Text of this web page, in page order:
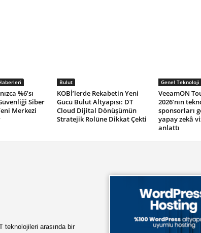
%6’sı
Siber
Merkezi
Bulut
KOBİ’lerde Rekabetin Yeni
Gücü Bulut Altyapısı: DT
Cloud Dijital Dönüşümün
Stratejik Rolüne Dikkat Çekti
Genel
VeeamON
2026’nın
sponsorları
yapay zekâ
anlattı
teknolojileri arasında bir